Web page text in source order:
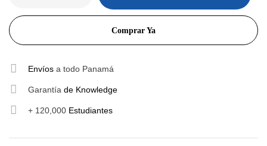
Comprar Ya
Envíos a todo Panamá
Garantía de Knowledge
+ 120,000Estudiantes